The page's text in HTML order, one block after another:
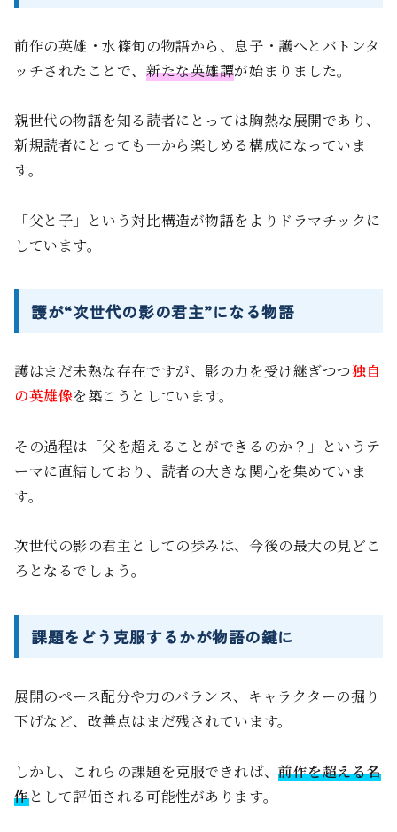
前作の英雄・水篠旬の物語から、息子・護へとバトンタ
ッチされたことで、新たな英雄譚が始まりました。
親世代の物語を知る読者にとっては胸熱な展開であり、
新規読者にとっても一から楽しめる構成になっていま
す。
「父と子」という対比構造が物語をよりドラマチックに
しています。
護が“次世代の影の君主”になる物語
護はまだ未熟な存在ですが、影の力を受け継ぎつつ独自
の英雄像を築こうとしています。
その過程は「父を超えることができるのか？」というテ
ーマに直結しており、読者の大きな関心を集めていま
す。
次世代の影の君主としての歩みは、今後の最大の見どこ
ろとなるでしょう。
課題をどう克服するかが物語の鍵に
展開のペース配分や力のバランス、キャラクターの掘り
下げなど、改善点はまだ残されています。
しかし、これらの課題を克服できれば、前作を超える名
作として評価される可能性があります。